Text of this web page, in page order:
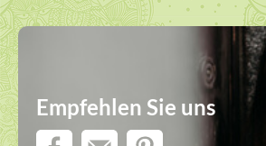
Empfehlen Sie uns